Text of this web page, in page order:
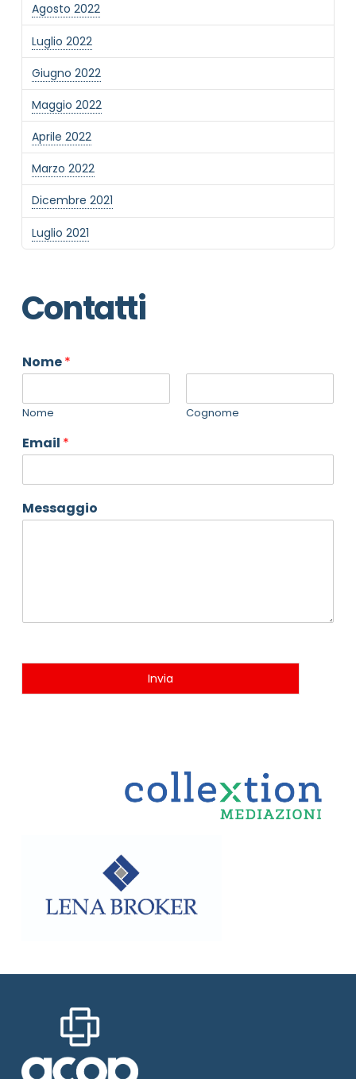
Agosto 2022
Luglio 2022
Giugno 2022
Maggio 2022
Aprile 2022
Marzo 2022
Dicembre 2021
Luglio 2021
Contatti
Nome*
Nome Cognome
Email *
Messaggio
Invia